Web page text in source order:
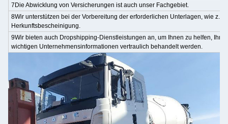
7Die Abwicklung von Versicherungen ist auch unser Fachgebiet.
8Wir unterstützen bei der Vorbereitung der erforderlichen Unterlagen, wie
Herkunftsbescheinigung.
9Wir bieten auch Dropshipping-Dienstleistungen an, um Ihnen zu helfen, Ihr
wichtigen Unternehmensinformationen vertraulich behandelt werden.